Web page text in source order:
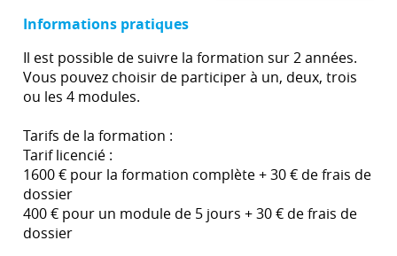
Informations pratiques
Il est possible de suivre la formation sur 2 années.
Vous pouvez choisir de participer à un, deux, trois
ou les 4 modules.
Tarifs de la formation :
Tarif licencié :
1600 € pour la formation complète + 30 € de frais de
dossier
400 € pour un module de 5 jours + 30 € de frais de
dossier